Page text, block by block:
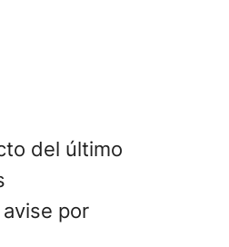
del último
avise por